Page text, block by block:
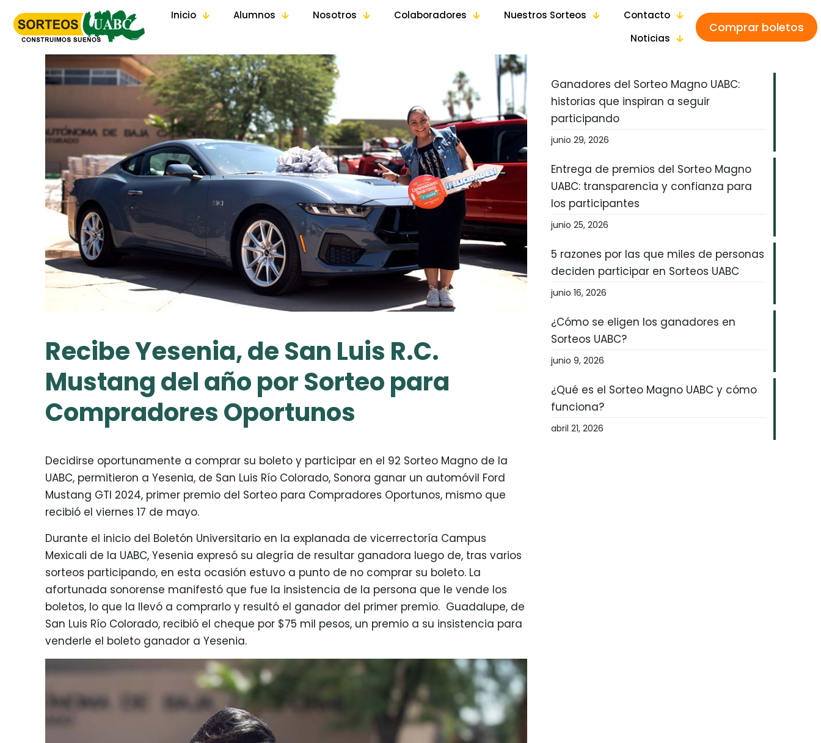
Inicio Alumnos Nosotros Colaboradores Nuestros Sorteos
Contacto
Noticias
Comprar boletos
Recibe Yesenia, de San Luis R.C.
Mustang del año por Sorteo para
Compradores Oportunos
Decidirse oportunamente a comprar su boleto y participar en el 92 Sorteo Magno de la
UABC, permitieron a Yesenia, de San Luis Río Colorado, Sonora ganar un automóvil Ford
Mustang GTI 2024, primer premio del Sorteo para Compradores Oportunos, mismo que
recibió el viernes 17 de mayo.
Durante el inicio del Boletón Universitario en la explanada de vicerrectoría Campus
Mexicali de la UABC, Yesenia expresó su alegría de resultar ganadora luego de, tras varios
sorteos participando, en esta ocasión estuvo a punto de no comprar su boleto. La
afortunada sonorense manifestó que fue la insistencia de la persona que le vende los
boletos, lo que la llevó a comprarlo y resultó el ganador del primer premio. Guadalupe, de
San Luis Río Colorado, recibió el cheque por $75 mil pesos, un premio a su insistencia para
venderle el boleto ganador a Yesenia.
Ganadores del Sorteo Magno UABC:
historias que inspiran a seguir
participando
junio 29, 2026
Entrega de premios del Sorteo Magno
UABC: transparencia y confianza para
los participantes
junio 25, 2026
5 razones por las que miles de personas
deciden participar en Sorteos UABC
junio 16, 2026
¿Cómo se eligen los ganadores en
Sorteos UABC?
junio 9, 2026
¿Qué es el Sorteo Magno UABC y cómo
funciona?
abril 21, 2026